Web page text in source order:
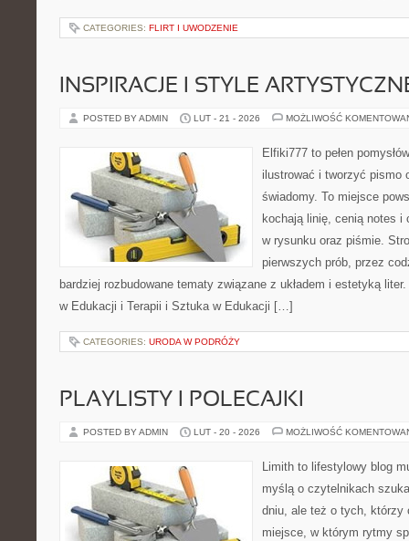
CATEGORIES: FLIRT I UWODZENIE
INSPIRACJE I STYLE
POSTED BY ADMIN LUT - 21 - 2026 MOŻLIWOŚĆ
Elfiki777 to pełen
ilustrować i tworzyć pismo
świadomy. To miejsce
kochają linię, cenią notes i
w rysunku oraz piśmie.
pierwszych prób, przez
bardziej rozbudowane tematy związane z układem i estetyką
w Edukacji i Terapii i Sztuka w Edukacji […]
CATEGORIES: URODA W PODRÓŻY
PLAYLISTY I POLECAJKI
POSTED BY ADMIN LUT - 20 - 2026 MOŻLIWOŚĆ
Limith to lifestylowy blog
myślą o czytelnikach
dniu, ale też o tych, którzy
miejsce, w którym rytmy